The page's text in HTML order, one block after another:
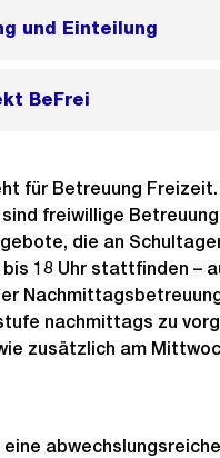
und Einteilung
BeFrei
für Betreuung
freiwillige
die an
18 Uhr stattfinden –
nachmittags zu
zusätzlich am
eine abwechslungsreiche